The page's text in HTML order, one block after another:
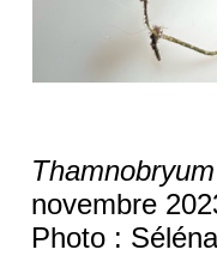
novembre
Photo :